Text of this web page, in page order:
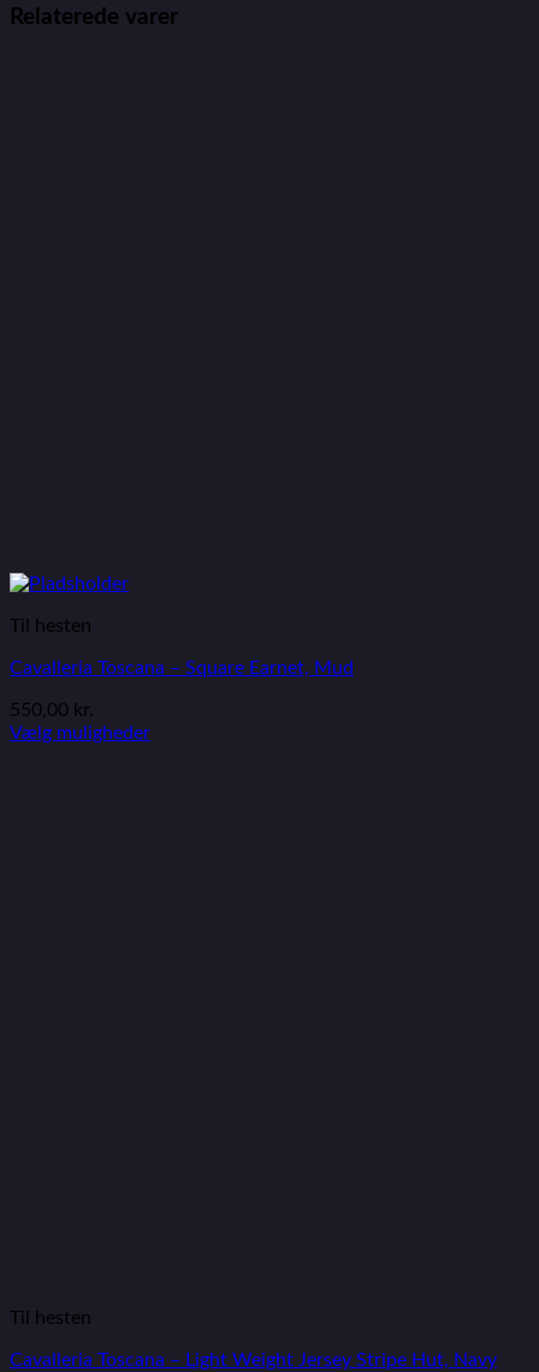
Relaterede varer
Til hesten
Cavalleria Toscana – Square Earnet, Mud
550,00 kr.
Vælg muligheder
Til hesten
Cavalleria Toscana – Light Weight Jersey Stripe Hut, Navy